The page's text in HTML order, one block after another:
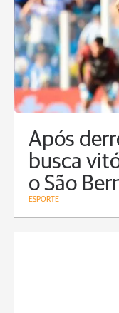
Após
busca
o São
ESPORTE